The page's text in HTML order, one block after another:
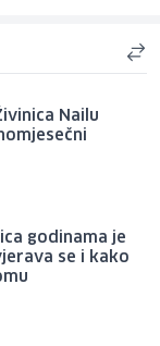
Nailu
godinama je
se i kako